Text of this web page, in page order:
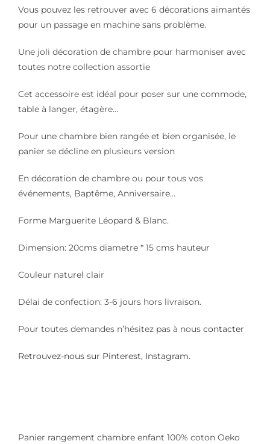
Vous pouvez les retrouver avec 6 décorations aimantés
pour un passage en machine sans problème.
Une joli décoration de chambre pour harmoniser avec
toutes notre collection assortie
Cet accessoire est idéal pour poser sur une commode,
table à langer, étagère…
Pour une chambre bien rangée et bien organisée, le
panier se décline en plusieurs version
En décoration de chambre ou pour tous vos
événements, Baptême, Anniversaire…
Forme Marguerite Léopard & Blanc.
Dimension: 20cms diametre * 15 cms hauteur
Couleur naturel clair
Délai de confection: 3-6 jours hors livraison.
Pour toutes demandes n’hésitez pas à nous contacter
Retrouvez-nous sur Pinterest, Instagram.
Panier rangement chambre enfant 100% coton Oeko